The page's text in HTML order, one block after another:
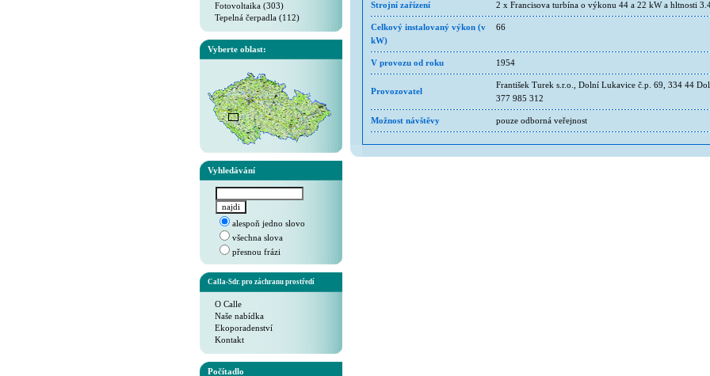
Fotovoltaika (303)
Tepelná čerpadla (112)
Vyberte oblast:
Vyhledávání
alespoň jedno slovo
všechna slova
přesnou frázi
Calla-Sdr. pro záchranu prostředí
O Calle
Naše nabídka
Ekoporadenství
Kontakt
Počítadlo
Strojní zařízení 2 x Francisova turbína o výkonu 44 a 22 kW a hltnosti
Celkový instalovaný výkon (v
kW)
66
V provozu od roku 1954
Provozovatel
František Turek s.r.o., Dolní Lukavice č.p. 69, 334 44
377 985 312
Možnost návštěvy pouze odborná veřejnost